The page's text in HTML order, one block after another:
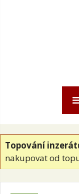
Topování
nakupovat od